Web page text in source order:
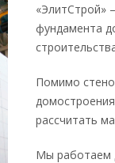
«ЭлитСтрой»
фундамента
Помимо
рассчитать
Мы работаем